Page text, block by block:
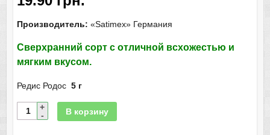
Производитель: «Satimex» Германия
Сверхранний сорт с отличной всхожестью и
мягким вкусом.
Редис Родос 5 г
В корзину